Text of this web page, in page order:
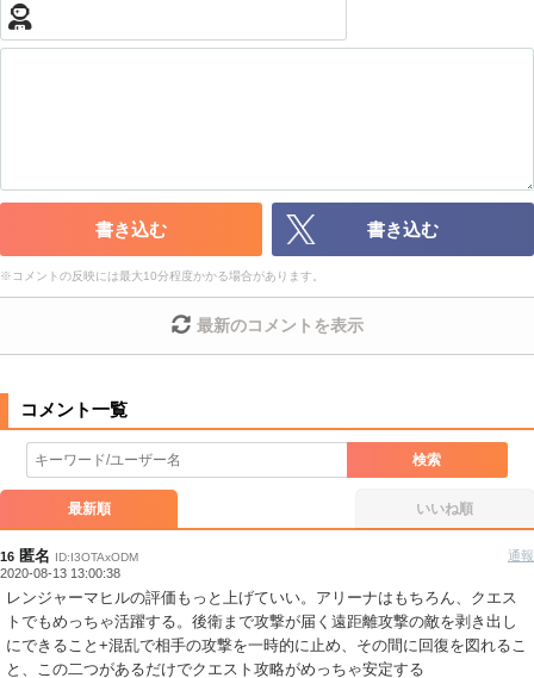
・公序良俗に反する投稿
・アカウントの売買など金銭が絡む内容の投稿
・各ゲームのネタバレを含む内容の投稿
・その他、管理者が不適切と判断した投稿
コメントの削除につきましては下記フォームより申請をいた
コメントの削除を申請する※投稿内容を確認後、順次対応さ
※一度削除したコメントは復元ができませんのでご注意くだ
さい。
また、過度な利用規約の違反や、弊社に損害の及ぶ内容の書き込みがあ
った場合は、法的措置をとらせていただく場合もございますので、あら
かじめご理解くださいませ。
書き込む 書き込む
※ コメントの反映には最大10分程度かかる場合があります。
最新のコメントを表示
検索
最新順 いいね順
16 匿名 ID:I3OTAxODM
2020-08-13 13:00:38
通報
レンジャーマヒルの評価もっと上げていい。アリーナはもちろん、クエス
トでもめっちゃ活躍する。後衛まで攻撃が届く遠距離攻撃の敵を剥き出し
にできること+混乱で相手の攻撃を一時的に止め、その間に回復を図れるこ
と、この二つがあるだけでクエスト攻略がめっちゃ安定する